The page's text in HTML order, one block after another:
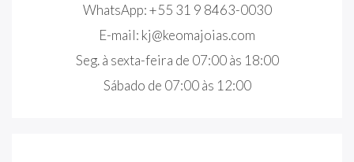
WhatsApp: +55 31 9 8463-0030
E-mail: kj@keomajoias.com
Seg. à sexta-feira de 07:00 às 18:00
Sábado de 07:00 às 12:00